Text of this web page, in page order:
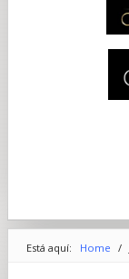
Está aquí: Home /